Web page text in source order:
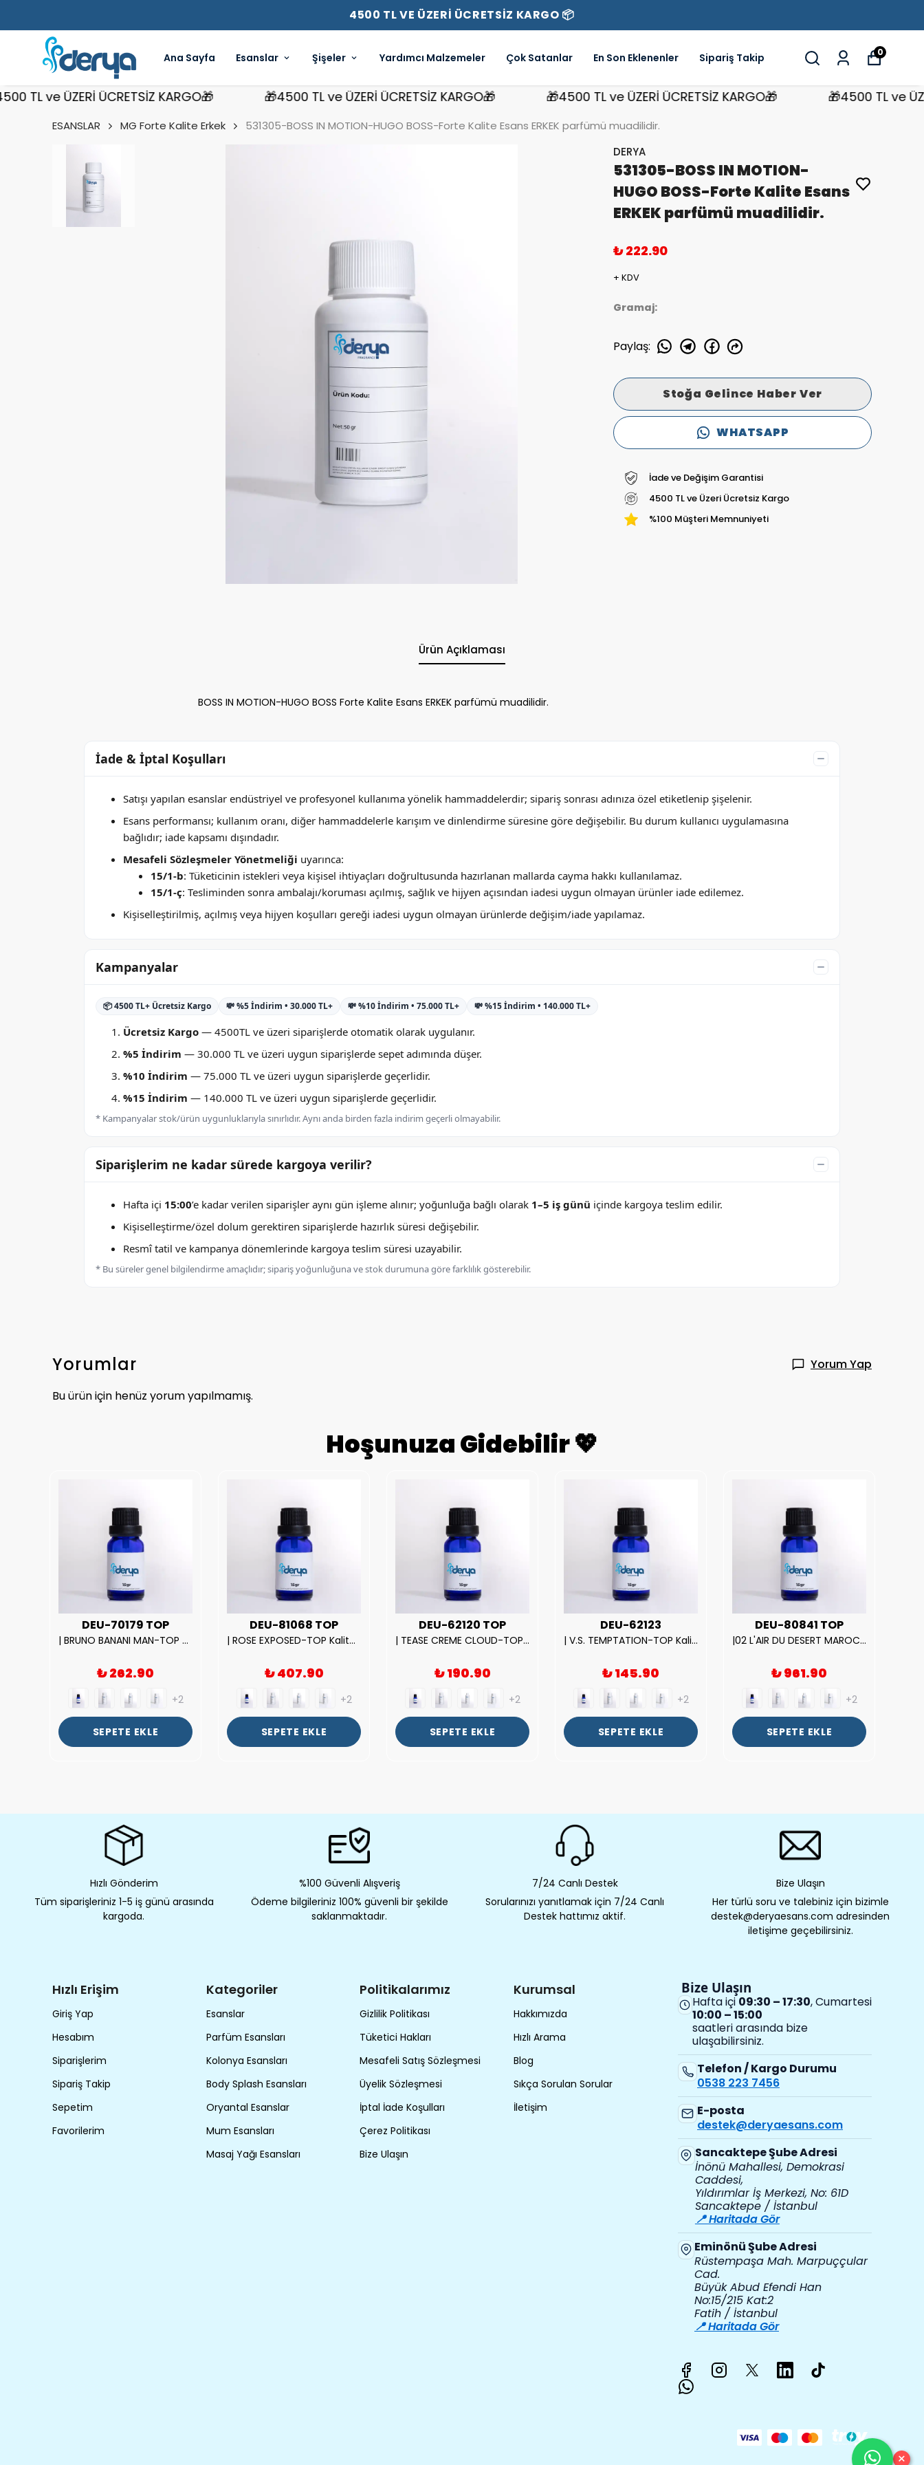
4500 TL VE ÜZERİ ÜCRETSİZ KARGO 📦
Ana Sayfa Esanslar Şişeler Yardımcı Malzemeler Çok Satanlar En Son Eklenenler Sipariş Takip 0
ve ÜZERİ ÜCRETSİZ KARGO🎁 🎁4500 TL ve ÜZERİ ÜCRETSİZ KARGO🎁 🎁4500 TL ve ÜZERİ ÜCRETSİZ KARGO🎁 🎁4500 TL ve ÜZERİ
ESANSLAR MG Forte Kalite Erkek
531305-BOSS IN MOTION-HUGO BOSS-Forte Kalite Esans ERKEK parfümü muadilidir.
DERYA
531305-BOSS IN MOTION-
HUGO BOSS-Forte Kalite Esans
ERKEK parfümü muadilidir.
₺ 222.90
+ KDV
Gramaj:
Paylaş:
Stoğa Gelince Haber Ver
WHATSAPP
İade ve Değişim Garantisi
4500 TL ve Üzeri Ücretsiz Kargo
%100 Müşteri Memnuniyeti
Ürün Açıklaması
BOSS IN MOTION-HUGO BOSS Forte Kalite Esans ERKEK parfümü muadilidir.
İade & İptal Koşulları
Satışı yapılan esanslar endüstriyel ve profesyonel kullanıma yönelik hammaddelerdir; sipariş sonrası adınıza özel etiketlenip şişelenir.
Esans performansı; kullanım oranı, diğer hammaddelerle karışım ve dinlendirme süresine göre değişebilir. Bu durum kullanıcı uygulamasına
bağlıdır; iade kapsamı dışındadır.
Mesafeli Sözleşmeler Yönetmeliği uyarınca:
15/1-b: Tüketicinin istekleri veya kişisel ihtiyaçları doğrultusunda hazırlanan mallarda cayma hakkı kullanılamaz.
15/1-ç: Tesliminden sonra ambalajı/koruması açılmış, sağlık ve hijyen açısından iadesi uygun olmayan ürünler iade edilemez.
Kişiselleştirilmiş, açılmış veya hijyen koşulları gereği iadesi uygun olmayan ürünlerde değişim/iade yapılamaz.
Kampanyalar
📦 4500 TL+ Ücretsiz Kargo 💸 %5 İndirim • 30.000 TL+ 💸 %10 İndirim • 75.000 TL+ 💸 %15 İndirim • 140.000 TL+
Ücretsiz Kargo — 4500TL ve üzeri siparişlerde otomatik olarak uygulanır.
%5 İndirim — 30.000 TL ve üzeri uygun siparişlerde sepet adımında düşer.
%10 İndirim — 75.000 TL ve üzeri uygun siparişlerde geçerlidir.
%15 İndirim — 140.000 TL ve üzeri uygun siparişlerde geçerlidir.
* Kampanyalar stok/ürün uygunluklarıyla sınırlıdır. Aynı anda birden fazla indirim geçerli olmayabilir.
Siparişlerim ne kadar sürede kargoya verilir?
Hafta içi 15:00’e kadar verilen siparişler aynı gün işleme alınır; yoğunluğa bağlı olarak 1–5 iş günü içinde kargoya teslim edilir.
Kişiselleştirme/özel dolum gerektiren siparişlerde hazırlık süresi değişebilir.
Resmî tatil ve kampanya dönemlerinde kargoya teslim süresi uzayabilir.
* Bu süreler genel bilgilendirme amaçlıdır; sipariş yoğunluğuna ve stok durumuna göre farklılık gösterebilir.
Yorumlar
Yorum Yap
Bu ürün için henüz yorum yapılmamış.
Hoşunuza Gidebilir 💖
DEU-70179 TOP
| BRUNO BANANI MAN-TOP Kalite Erkek Parfüm Esansı.|
₺ 262.90
+2
SEPETE EKLE
DEU-81068 TOP
| ROSE EXPOSED-TOP Kalite Unısex Parfüm Esansı.|
₺ 407.90
+2
SEPETE EKLE
DEU-62120 TOP
| TEASE CREME CLOUD-TOP Kalite Kadın Parfüm Esansı.|
₺ 190.90
+2
SEPETE EKLE
DEU-62123
| V.S. TEMPTATION-TOP Kalite Kadın Parfüm Esansı.|
₺ 145.90
+2
SEPETE EKLE
DEU-80841 TOP
|02 L'AIR DU DESERT MAROCAIN-TOP Kalite Unısex Parfüm Esansı.|
₺ 961.90
+2
SEPETE EKLE
Hızlı Gönderim
Tüm siparişleriniz 1-5 iş günü arasında
kargoda.
%100 Güvenli Alışveriş
Ödeme bilgileriniz 100% güvenli bir şekilde
saklanmaktadır.
7/24 Canlı Destek
Sorularınızı yanıtlamak için 7/24 Canlı
Destek hattımız aktif.
Bize Ulaşın
Her türlü soru ve talebiniz için bizimle
destek@deryaesans.com adresinden
iletişime geçebilirsiniz.
Hızlı Erişim
Giriş Yap
Hesabım
Siparişlerim
Sipariş Takip
Sepetim
Favorilerim
Kategoriler
Esanslar
Parfüm Esansları
Kolonya Esansları
Body Splash Esansları
Oryantal Esanslar
Mum Esansları
Masaj Yağı Esansları
Politikalarımız
Gizlilik Politikası
Tüketici Hakları
Mesafeli Satış Sözleşmesi
Üyelik Sözleşmesi
İptal İade Koşulları
Çerez Politikası
Bize Ulaşın
Kurumsal
Hakkımızda
Hızlı Arama
Blog
Sıkça Sorulan Sorular
İletişim
Bize Ulaşın
Hafta içi 09:30 – 17:30, Cumartesi
10:00 – 15:00
saatleri arasında bize
ulaşabilirsiniz.
Telefon / Kargo Durumu
0538 223 7456
E-posta
destek@deryaesans.com
Sancaktepe Şube Adresi
İnönü Mahallesi, Demokrasi
Caddesi,
Yıldırımlar İş Merkezi, No: 61D
Sancaktepe / İstanbul
📍 Haritada Gör
Eminönü Şube Adresi
Rüstempaşa Mah. Marpuççular
Cad.
Büyük Abud Efendi Han
No:15/215 Kat:2
Fatih / İstanbul
📍 Haritada Gör
×